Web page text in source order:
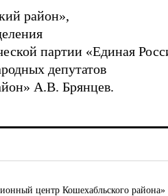
район»,
партии «Единая
депутатов
А.В. Брянцев.
центр Кошехабльского района»